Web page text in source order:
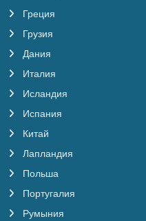
Греция
Грузия
Дания
Италия
Исландия
Испания
Китай
Лапландия
Польша
Португалия
Румыния